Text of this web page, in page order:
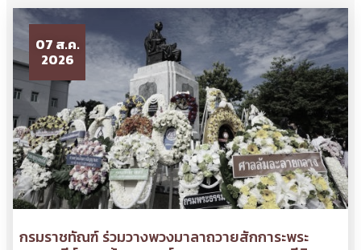
07 ส.ค.
2026
กรมราชทัณฑ์ ร่วมวางพวงมาลาถวายสักการะพระ